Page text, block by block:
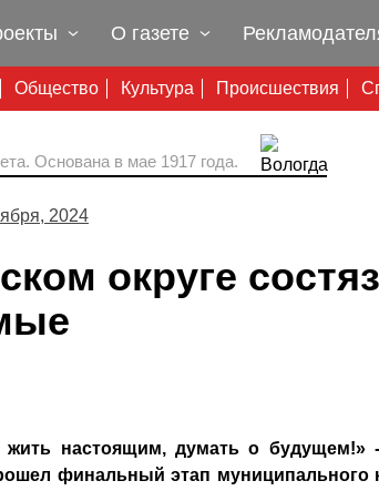
Общество Культура Происшествия
О газете
Основана в мае 1917 года.
2024
округе
настоящим, думать о будущем!»
финальный этап